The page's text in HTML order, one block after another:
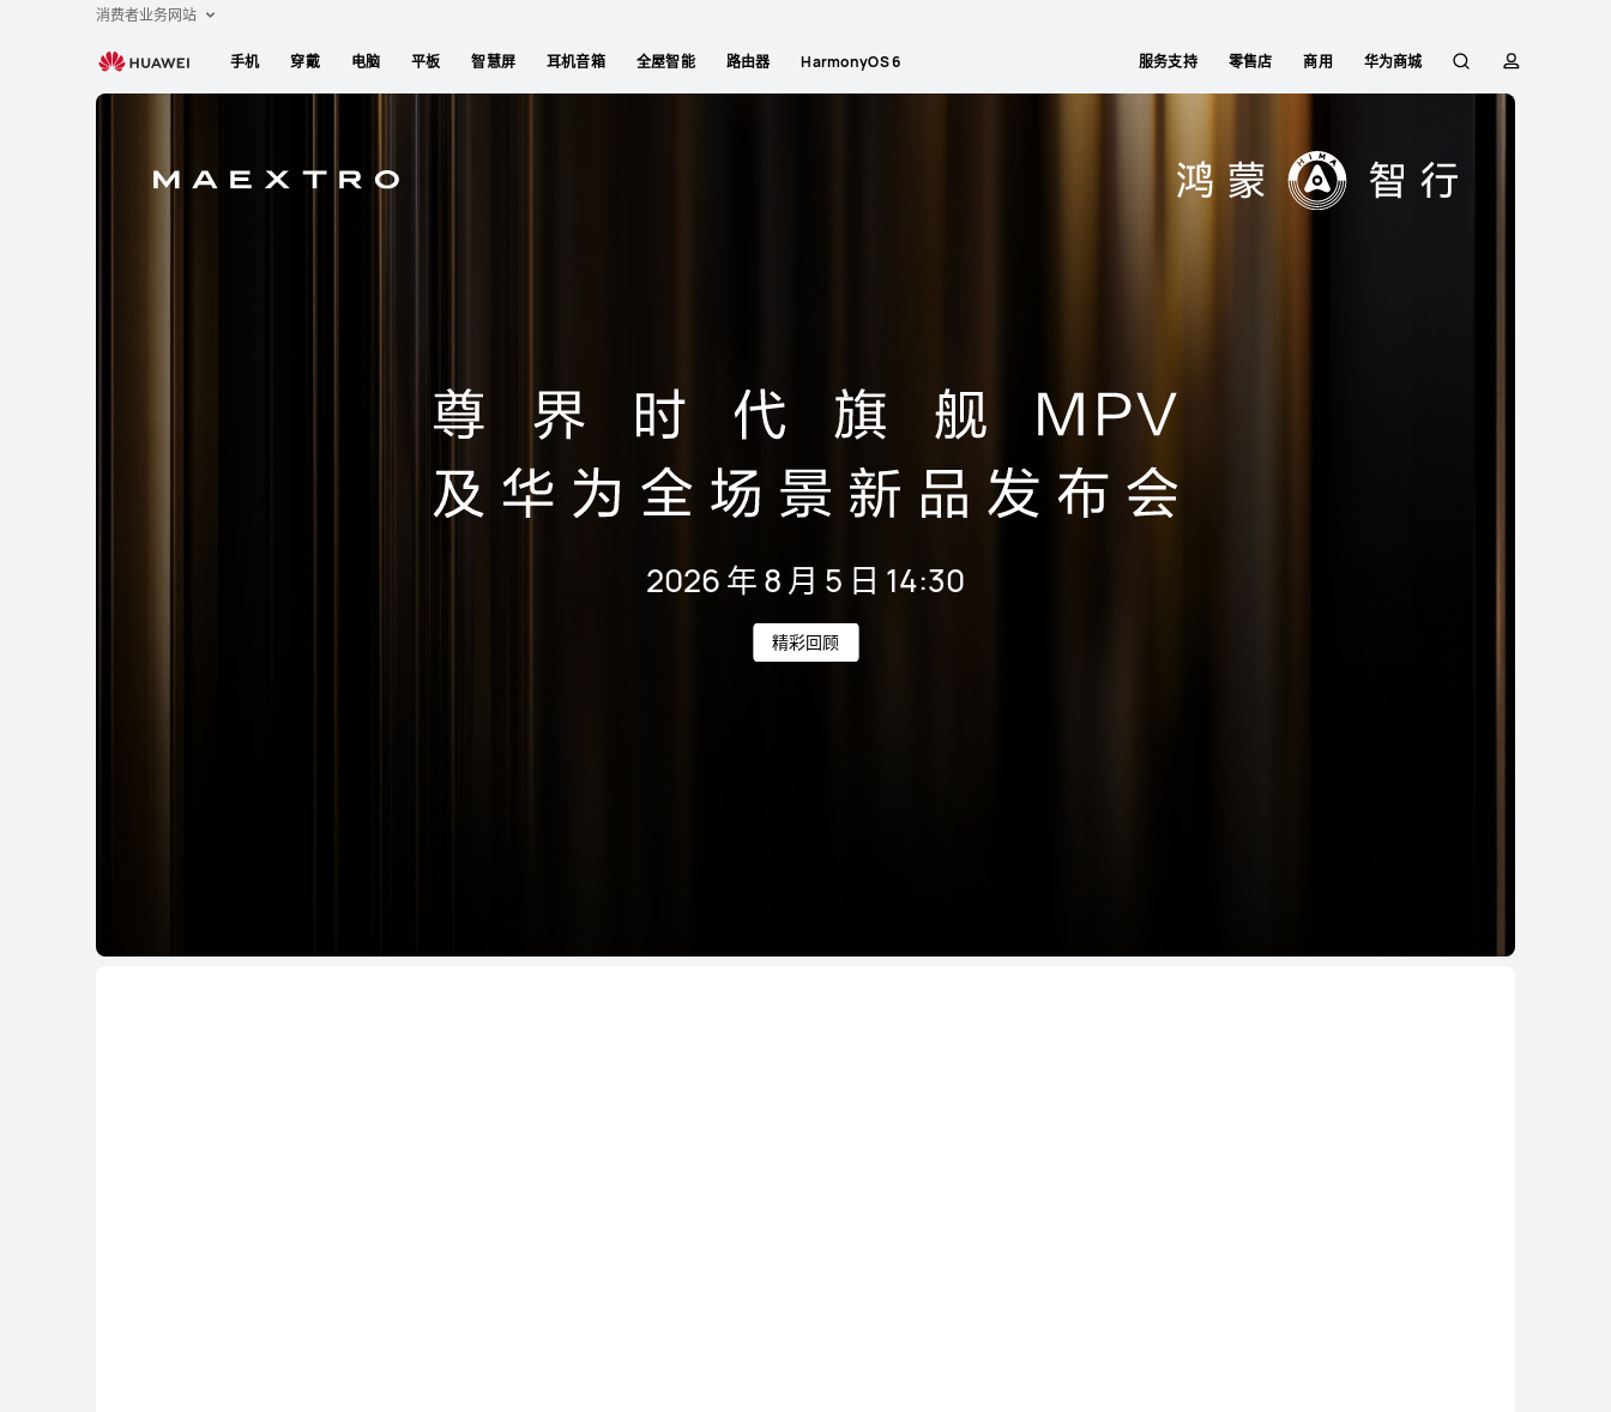
消费者业务网站
手机 穿戴 电脑 平板 智慧屏 耳机音箱 全屋智能 路由器 HarmonyOS 6 服务支持 零售店 商用 华为商城
搜
索
简
2026 年 8 月 5 日 14:30
精彩回顾